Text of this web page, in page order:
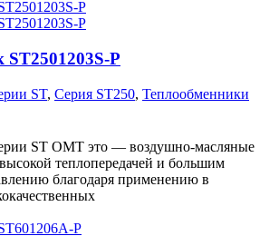
P
ST, Серия ST250, Теплообменники
ST OMT это — воздушно-масляные
теплопередачей и большим
благодаря применению в